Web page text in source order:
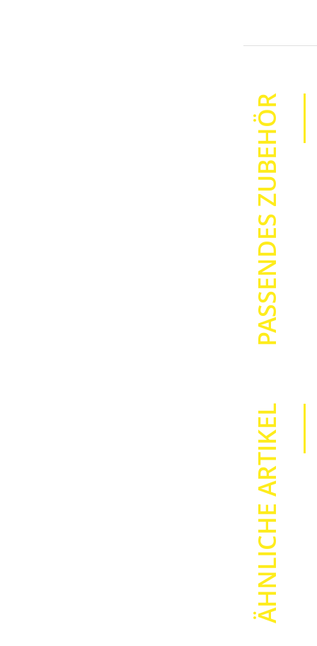
Rahmenarten
Sprache
Eingabe
Drucksystem
Anschlüsse
Masse
Gewicht
Autom.
Fortlauf.
Halbschnitt
PASSENDES ZUBEHÖR
ÄHNLICHE ARTIKEL